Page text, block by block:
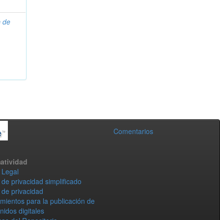
de
Comentarios
privacidad simplificado
privacidad
para la publicación de
digitales